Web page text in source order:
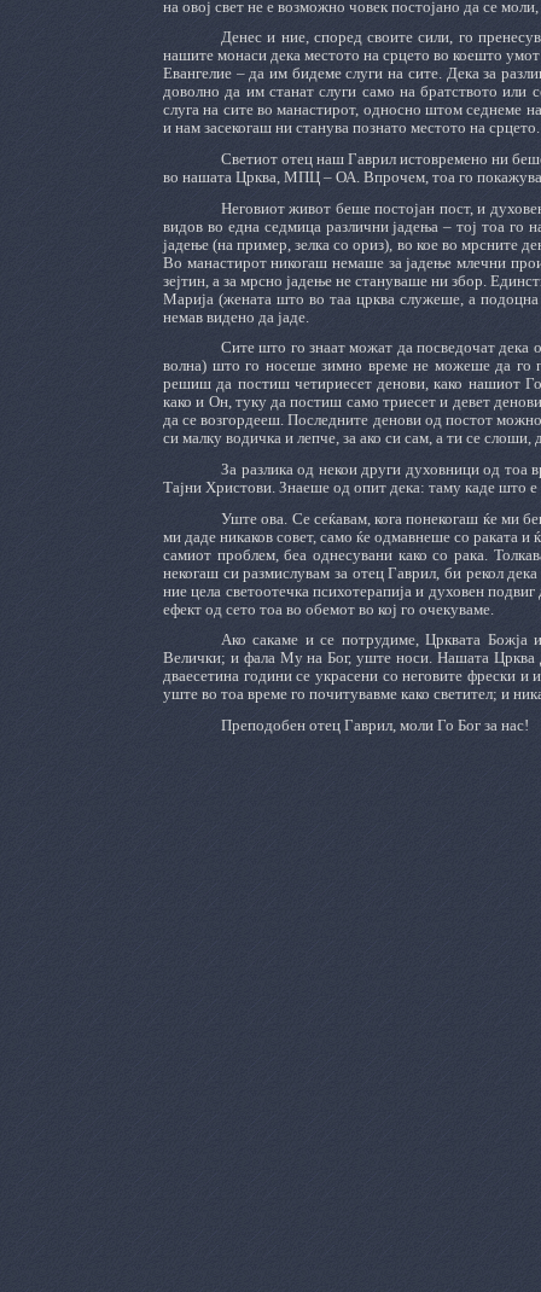
на овој свет не е возможно човек постојано да се
Денес и ние, според своите сили, го
нашите монаси дека местото на срцето во коешто
Евангелие – да им бидеме слуги на сите. Дека за
доволно да им станат слуги само на братството
слуга на сите во манастирот, односно штом седнеме
и нам засекогаш ни станува познато местото на
Светиот отец наш Гаврил истовремено ни
во нашата Црква, МПЦ – ОА. Впрочем, тоа го покажува
Неговиот живот беше постојан пост, и
видов во една седмица различни јадења – тој тоа го
јадење (на пример, зелка со ориз), во кое во мрсните
Во манастирот никогаш немаше за јадење млечни
зејтин, а за мрсно јадење не стануваше ни збор.
Марија (жената што во таа црква служеше, а
немав видено да јаде.
Сите што го знаат можат да посведочат дека
волна) што го носеше зимно време не можеше да го
решиш да постиш четириесет денови, како нашиот
како и Он, туку да постиш само триесет и девет
да се возгордееш. Последните денови од постот
си малку водичка и лепче, за ако си сам, а ти се
За разлика од некои други духовници од тоа
Тајни Христови. Знаеше од опит дека: таму каде што
Уште ова. Се сеќавам, кога понекогаш ќе ми
ми даде никаков совет, само ќе одмавнеше со раката
самиот проблем, беа однесувани како со рака.
некогаш си размислувам за отец Гаврил, би рекол
ние цела светоотечка психотерапија и духовен
ефект од сето тоа во обемот во кој го очекуваме.
Aко сакаме и се потрудиме, Црквата Божја
Велички; и фала Му на Бог, уште носи. Нашата Црква
дваесетина години се украсени со неговите фрески
уште во тоа време го почитувавме како светител; и
Преподобен отец Гаврил, моли Го Бог за нас!